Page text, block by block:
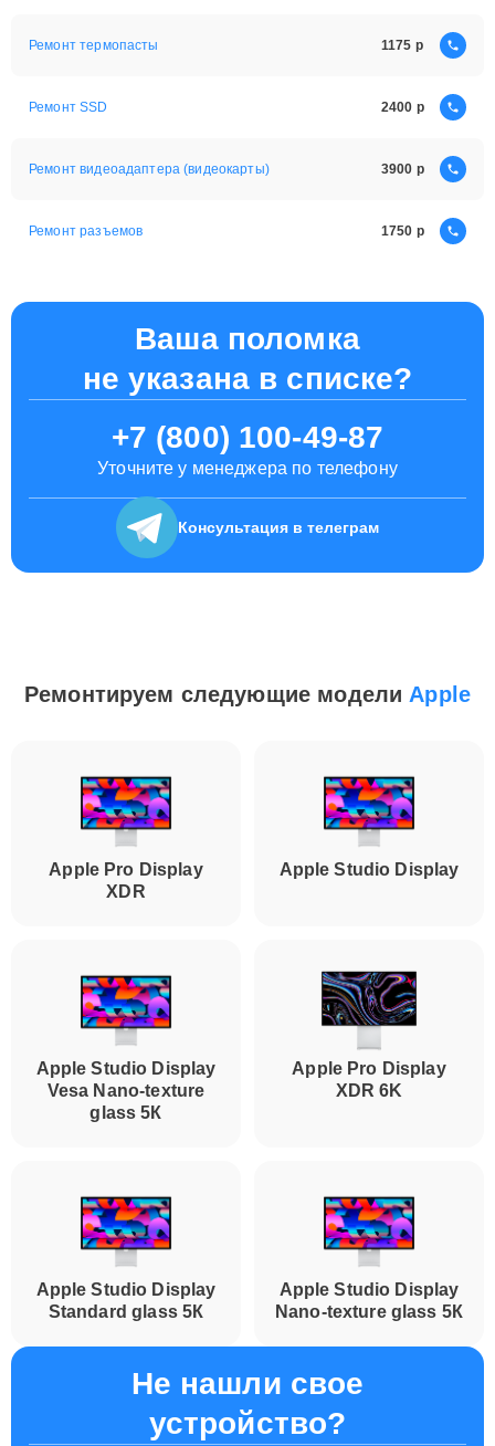
Ремонт термопасты 1175
Ремонт SSD 2400
Ремонт видеоадаптера (видеокарты) 3900
Ремонт разъемов 1750
Ваша поломка
не указана в списке?
+7 (800) 100-49-87
Уточните у менеджера по телефону
Консультация в телеграм
Ремонтируем следующие модели Apple
Apple Pro Display
XDR
Apple Studio Display
Apple Studio Display
Vesa Nano-texture
glass 5К
Apple Pro Display
XDR 6K
Apple Studio Display
Standard glass 5К
Apple Studio Display
Nano-texture glass 5К
Не нашли свое
устройство?